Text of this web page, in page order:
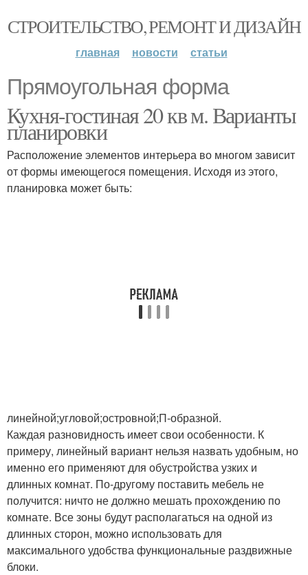
СТРОИТЕЛЬСТВО, РЕМОНТ И ДИЗАЙН
главная новости статьи
Прямоугольная форма
Кухня-гостиная 20 кв м. Варианты
планировки
Расположение элементов интерьера во многом зависит
от формы имеющегося помещения. Исходя из этого,
планировка может быть:
линейной;угловой;островной;П-образной.
Каждая разновидность имеет свои особенности. К
примеру, линейный вариант нельзя назвать удобным, но
именно его применяют для обустройства узких и
длинных комнат. По-другому поставить мебель не
получится: ничто не должно мешать прохождению по
комнате. Все зоны будут располагаться на одной из
длинных сторон, можно использовать для
максимального удобства функциональные раздвижные
блоки.